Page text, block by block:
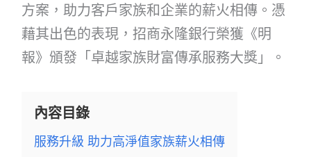
方案，助力客戶家族和企業的薪火相傳。憑
藉其出色的表現，招商永隆銀行榮獲《明
報》頒發「卓越家族財富傳承服務大獎」。
內容目錄
服務升級 助力高淨值家族薪火相傳